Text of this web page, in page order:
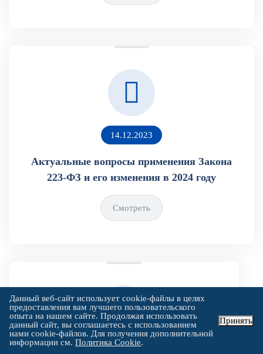
14.12.2023
Актуальные вопросы применения Закона
223-ФЗ и его изменения в 2024 году
Смотреть
Прекращение обязательств
Данный веб-сайт использует cookie-файлы в целях
предоставления вам лучшего пользовательского
опыта на нашем сайте. Продолжая использовать
данный сайт, вы соглашаетесь с использованием
нами cookie-файлов. Для получения дополнительной
информации см.Политика Cookie.
Принять